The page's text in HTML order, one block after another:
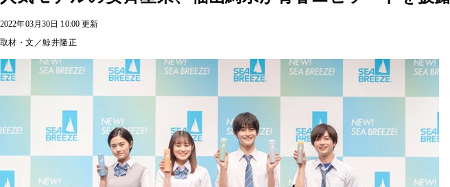
2022年03月30日 10:00 更新
取材・文／鯨井隆正